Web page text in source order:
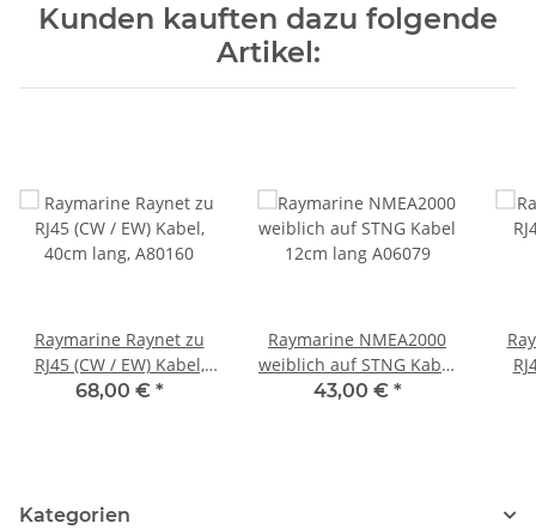
Kunden kauften dazu folgende
Artikel:
Raymarine Raynet zu
RJ45 (CW / EW) Kabel,
40cm lang, A80160
68,00 € *
Raymarine NMEA2000
weiblich auf STNG Kabel
12cm lang A06079
43,00 € *
Kategorien